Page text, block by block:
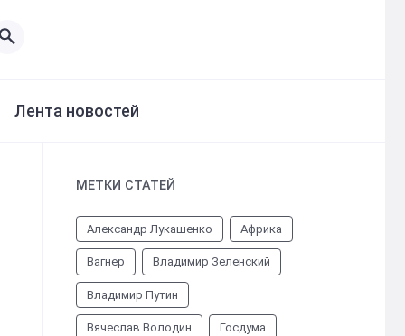
Лента новостей
МЕТКИ СТАТЕЙ
Александр Лукашенко Африка
Вагнер Владимир Зеленский
Владимир Путин
Вячеслав Володин Госдума